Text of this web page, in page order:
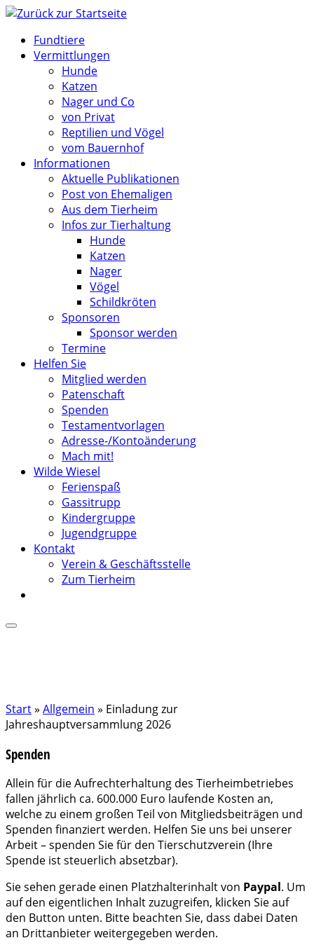
Zum
springenFundtiere
Vermittlungen
Hunde
Katzen
Nager und Co
von Privat
Reptilien und Vögel
vom Bauernhof
Informationen
Aktuelle Publikationen
Post von Ehemaligen
Aus dem Tierheim
Infos zur Tierhaltung
Hunde
Katzen
Nager
Vögel
Schildkröten
Sponsoren
Sponsor werden
Termine
Helfen Sie
Mitglied werden
Patenschaft
Spenden
Testamentvorlagen
Adresse-/Kontoänderung
Mach mit!
Wilde Wiesel
Ferienspaß
Gassitrupp
Kindergruppe
Jugendgruppe
Kontakt
Verein & Geschäftsstelle
Zum Tierheim
Start» Allgemein » Einladung zur
Jahreshauptversammlung 2026
Spenden
Allein für die Aufrechterhaltung des Tierheimbetriebes
fallen jährlich ca. 600.000 Euro laufende Kosten an,
welche zu einem großen Teil von Mitgliedsbeiträgen und
Spenden finanziert werden. Helfen Sie uns bei unserer
Arbeit – spenden Sie für den Tierschutzverein (Ihre
Spende ist steuerlich absetzbar).
Sie sehen gerade einen Platzhalterinhalt von Paypal. Um
auf den eigentlichen Inhalt zuzugreifen, klicken Sie auf
den Button unten. Bitte beachten Sie, dass dabei Daten
an Drittanbieter weitergegeben werden.